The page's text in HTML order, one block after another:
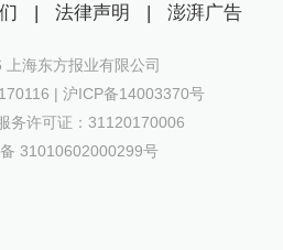
| 法律声明 | 澎湃广告
上海东方报业有限公司
| 沪ICP备14003370号
务许可证：31120170006
31010602000299号